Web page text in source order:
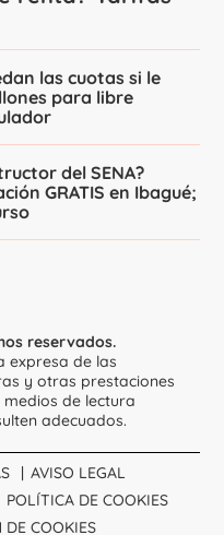
las cuotas si le
para libre
del SENA?
GRATIS en Ibagué;
reservados.
expresa de las
y otras prestaciones
de lectura
adecuados.
AVISO LEGAL
POLÍTICA DE COOKIES
DE COOKIES